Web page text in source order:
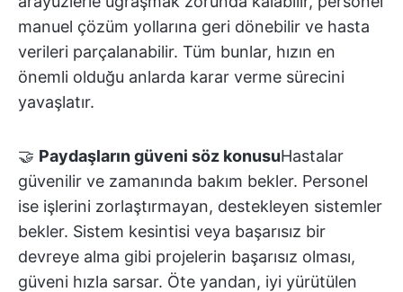
manuel çözüm yollarına geri dönebilir ve hasta
verileri parçalanabilir. Tüm bunlar, hızın en
önemli olduğu anlarda karar verme sürecini
yavaşlatır.
🤝 Paydaşların güveni söz konusuHastalar
güvenilir ve zamanında bakım bekler. Personel
ise işlerini zorlaştırmayan, destekleyen sistemler
bekler. Sistem kesintisi veya başarısız bir
devreye alma gibi projelerin başarısız olması,
güveni hızla sarsar. Öte yandan, iyi yürütülen